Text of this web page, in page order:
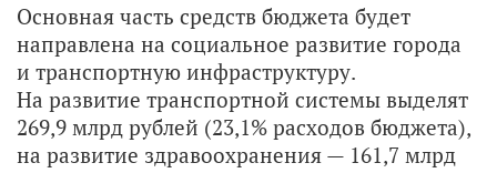
Основная часть средств бюджета будет
направлена на социальное развитие города
и транспортную инфраструктуру.
На развитие транспортной системы выделят
269,9 млрд рублей (23,1% расходов бюджета),
на развитие здравоохранения — 161,7 млрд